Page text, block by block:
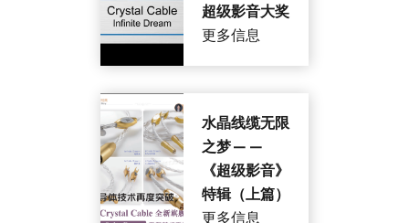
超级影音大奖
更多信息
水晶线缆无限
之梦——
《超级影音》
特辑（上篇）
更多信息